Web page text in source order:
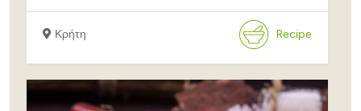
Κρήτη Recipe